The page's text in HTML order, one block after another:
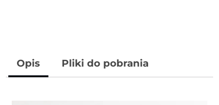
Opis Pliki do pobrania